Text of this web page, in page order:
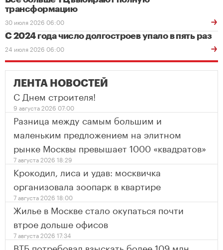
трансформацию
30 июля 2026 06:00
С 2024 года число долгостроев упало в пять раз
24 июля 2026 06:00
ЛЕНТА НОВОСТЕЙ
С Днем строителя!
9 августа 2026 07:00
Разница между самым большим и
маленьким предложением на элитном
рынке Москвы превышает 1000 «квадратов»
7 августа 2026 18:29
Крокодил, лиса и удав: москвичка
организовала зоопарк в квартире
7 августа 2026 18:00
Жилье в Москве стало окупаться почти
втрое дольше офисов
7 августа 2026 17:34
ВТБ потребовал взыскать более 109 млн